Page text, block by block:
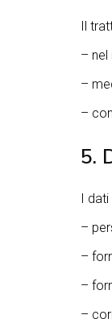
Il
– nel
–
–
5.
I
–
–
–
–